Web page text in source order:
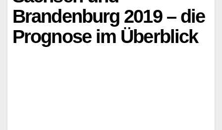
Brandenburg 2019 – die
Prognose im Überblick